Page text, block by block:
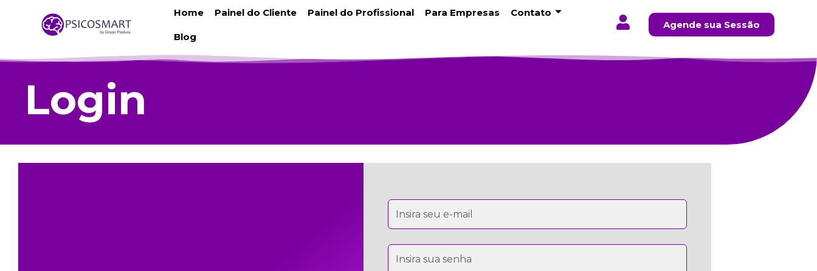
Home Painel do Cliente Painel do Profissional Para Empresas Contato
Blog
Agende sua Sessão
Login